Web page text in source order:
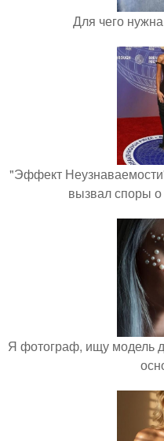
Для чего
"Эффект
вызвал споры о
Я фотограф, ищу модель